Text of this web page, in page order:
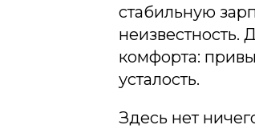
стабильную
неизвестность.
комфорта:
усталость.
Здесь нет